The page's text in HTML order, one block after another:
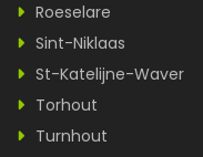
Roeselare
Sint-Niklaas
St-Katelijne-Waver
Torhout
Turnhout